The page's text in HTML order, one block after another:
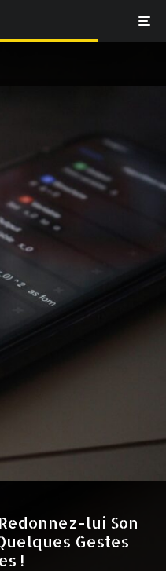
lui Son
Gestes
!